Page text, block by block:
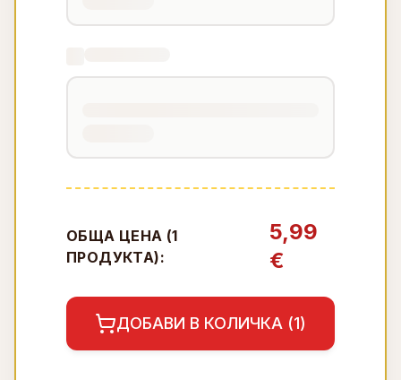
ОБЩА ЦЕНА (1
ПРОДУКТА):
5,99
€
ДОБАВИ В КОЛИЧКА (1)